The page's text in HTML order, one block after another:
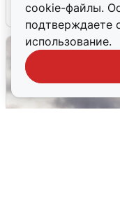
cookie-файлы.
подтверждаете
использование.
4 августа 0